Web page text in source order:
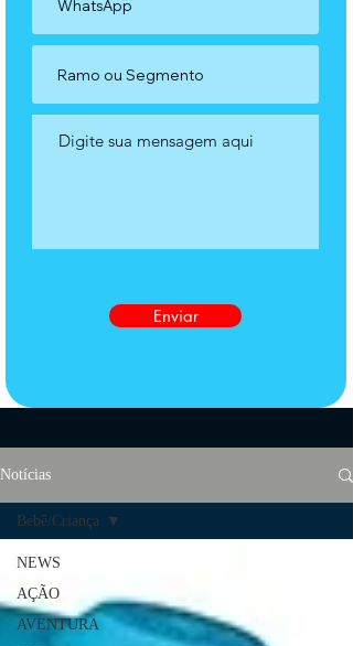
Enviar
Notícias
NEWS
AÇÃO
AVENTURA
Bebê/Criança